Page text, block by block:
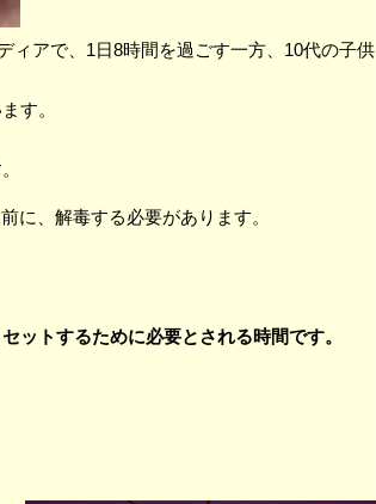
ィアで、1日8時間を過ごす一方、10代の子供
す。
に、解毒する必要があります。
ットするために必要とされる時間です。